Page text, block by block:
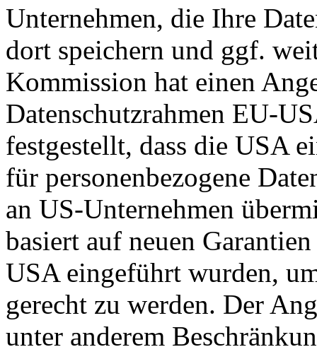
Unternehmen, die Ihre
dort speichern und ggf.
Kommission hat einen
Datenschutzrahmen EU-
festgestellt, dass die USA
für personenbezogene
an US-Unternehmen
basiert auf neuen
USA eingeführt wurden,
gerecht zu werden. Der
unter anderem